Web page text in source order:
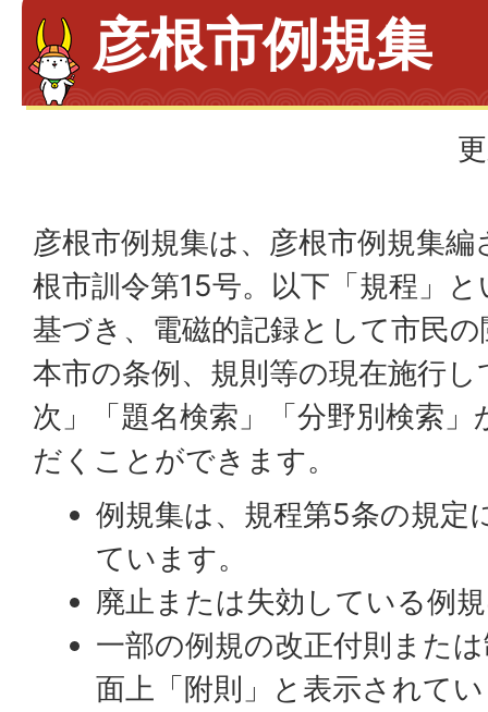
彦根市例規集
彦根市例規集は、彦根市例規集
根市訓令第15号。以下「規程」
基づき、電磁的記録として市民
本市の条例、規則等の現在施行
次」「題名検索」「分野別検索
だくことができます。
例規集は、規程第5条の規定
ています。
廃止または失効している例
一部の例規の改正付則また
面上「附則」と表示されて